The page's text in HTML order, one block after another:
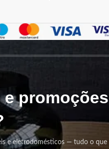
e eletrodomésticos — tudo o que